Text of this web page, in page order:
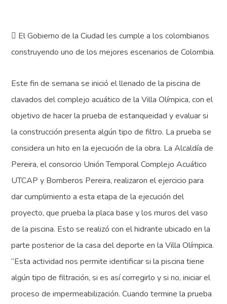
 El Gobierno de la Ciudad les cumple a los colombianos
construyendo uno de los mejores escenarios de Colombia.
Este fin de semana se inició el llenado de la piscina de
clavados del complejo acuático de la Villa Olímpica, con el
objetivo de hacer la prueba de estanqueidad y evaluar si
la construcción presenta algún tipo de filtro. La prueba se
considera un hito en la ejecución de la obra. La Alcaldía de
Pereira, el consorcio Unión Temporal Complejo Acuático
UTCAP y Bomberos Pereira, realizaron el ejercicio para
dar cumplimiento a esta etapa de la ejecución del
proyecto, que prueba la placa base y los muros del vaso
de la piscina. Esto se realizó con el hidrante ubicado en la
parte posterior de la casa del deporte en la Villa Olímpica.
“Esta actividad nos permite identificar si la piscina tiene
algún tipo de filtración, si es así corregirlo y si no, iniciar el
proceso de impermeabilización. Cuando termine la prueba